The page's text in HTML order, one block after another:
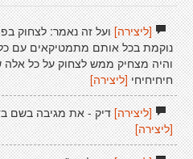
[ליצירה]ועל זה נאמר: לצחוק
נוקמת בכל אותם מתמטיקאים עם
והיה מצחיק ממש לצחוק על כל
חיחיחיחי [ליצירה]
[ליצירה]דיק - את מגיבה בשם
[ליצירה]